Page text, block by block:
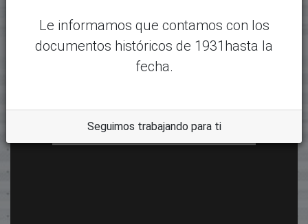
Le informamos que contamos con los
documentos históricos de 1931hasta la
fecha.
Seguimos trabajando para ti